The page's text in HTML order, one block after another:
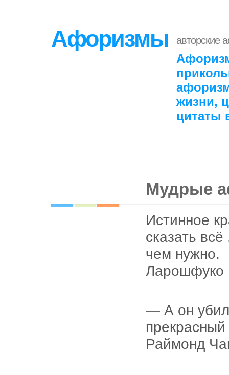
Афоризмы авторские
жизни,
цитаты
Мудрые
Истинное
сказать
чем нужно.
Ларошфуко
— А он
Раймонд